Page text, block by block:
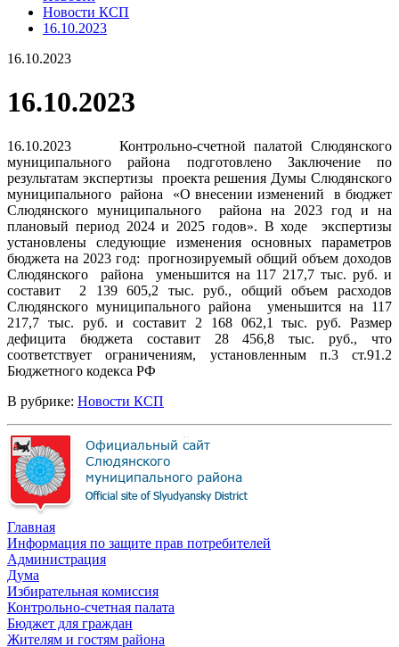
Новости КСП
16.10.2023
16.10.2023
16.10.2023
16.10.2023 Контрольно-счетной палатой Слюдянского
муниципального района подготовлено Заключение по
результатам экспертизы проекта решения Думы Слюдянского
муниципального района «О внесении изменений в бюджет
Слюдянского муниципального района на 2023 год и на
плановый период 2024 и 2025 годов». В ходе экспертизы
установлены следующие изменения основных параметров
бюджета на 2023 год: прогнозируемый общий объем доходов
Слюдянского района уменьшится на 117 217,7 тыс. руб. и
составит 2 139 605,2 тыс. руб., общий объем расходов
Слюдянского муниципального района уменьшится на 117
217,7 тыс. руб. и составит 2 168 062,1 тыс. руб. Размер
дефицита бюджета составит 28 456,8 тыс. руб., что
соответствует ограничениям, установленным п.3 ст.91.2
Бюджетного кодекса РФ
В рубрике: Новости КСП
Главная
Информация по защите прав потребителей
Администрация
Дума
Избирательная комиссия
Контрольно-счетная палата
Бюджет для граждан
Жителям и гостям района